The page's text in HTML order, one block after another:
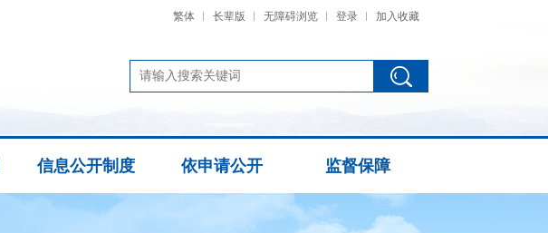
繁体 长辈版 无障碍浏览 登录 加入收藏
信息公开制度 依申请公开 监督保障